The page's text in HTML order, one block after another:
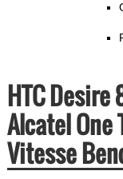
HTC
Alcatel One
Vitesse